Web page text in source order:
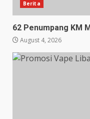
Berita
62 Penumpang KM
August 4, 2026